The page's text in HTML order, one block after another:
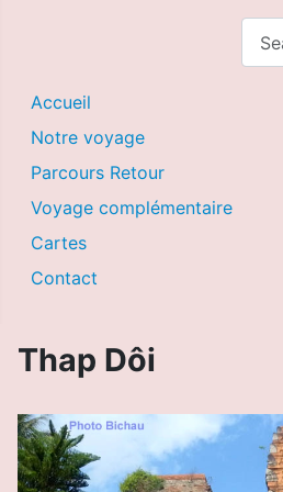
Accueil
Notre voyage
Parcours Retour
Voyage complémentaire
Cartes
Contact
Thap Dôi